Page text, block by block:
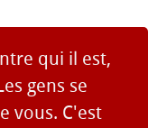
qui il est,
gens se
vous. C'est